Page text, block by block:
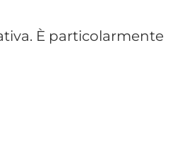
e coordinamento
Se emergono
senza vincolo